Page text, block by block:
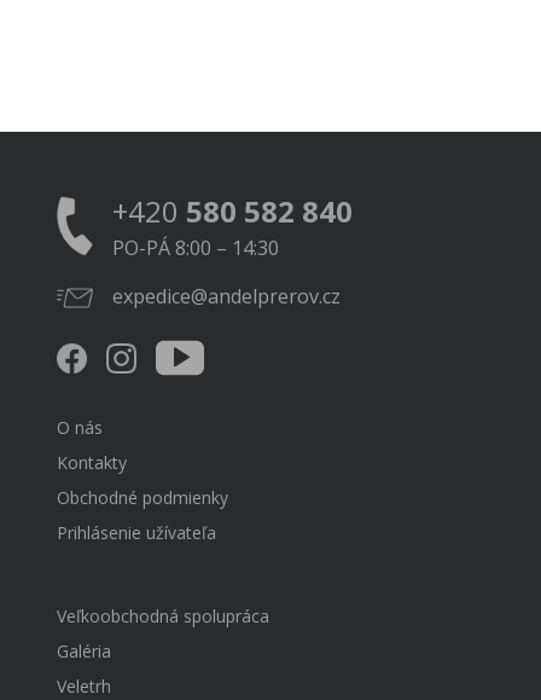
+420 580 582 840
PO-PÁ 8:00 – 14:30
expedice@andelprerov.cz
O nás
Kontakty
Obchodné podmienky
Prihlásenie užívateľa
Veľkoobchodná spolupráca
Galéria
Veletrh